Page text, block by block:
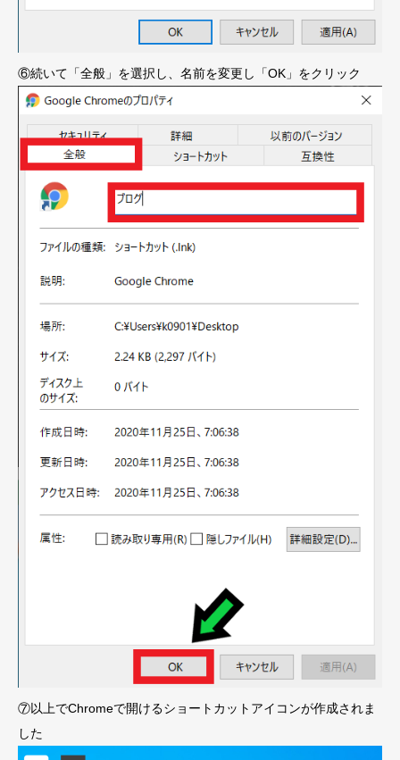
⑥続いて「全般」を選択し、名前を変更し「OK」をクリック
⑦以上でChromeで開けるショートカットアイコンが作成されま
した